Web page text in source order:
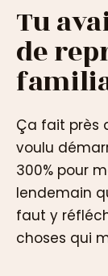
Tu
de
Ça fait près
voulu
300% pour
lendemain
faut y
choses qui